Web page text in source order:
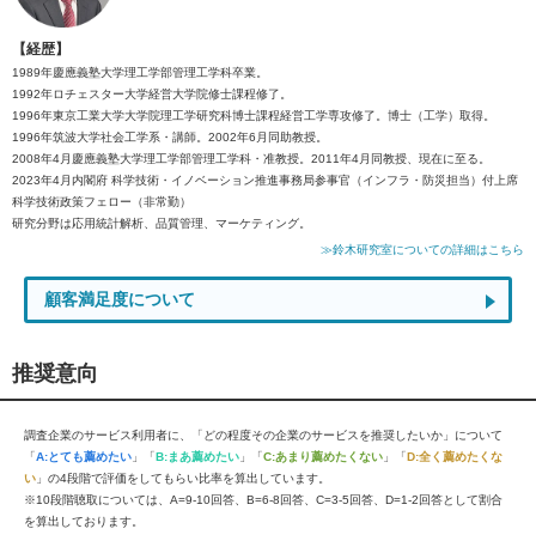
【経歴】
1989年慶應義塾大学理工学部管理工学科卒業。
1992年ロチェスター大学経営大学院修士課程修了。
1996年東京工業大学大学院理工学研究科博士課程経営工学専攻修了。博士（工学）取得。
1996年筑波大学社会工学系・講師。2002年6月同助教授。
2008年4月慶應義塾大学理工学部管理工学科・准教授。2011年4月同教授、現在に至る。
2023年4月内閣府 科学技術・イノベーション推進事務局参事官（インフラ・防災担当）付上席
科学技術政策フェロー（非常勤）
研究分野は応用統計解析、品質管理、マーケティング。
≫鈴木研究室についての詳細はこちら
顧客満足度について
推奨意向
調査企業のサービス利用者に、「どの程度その企業のサービスを推奨したいか」について
「A:とても薦めたい 」「B:まあ薦めたい 」「C:あまり薦めたくない 」「D:全く薦めたくな
い 」の4段階で評価をしてもらい比率を算出しています。
※10段階聴取については、A=9-10回答、B=6-8回答、C=3-5回答、D=1-2回答として割合
を算出しております。